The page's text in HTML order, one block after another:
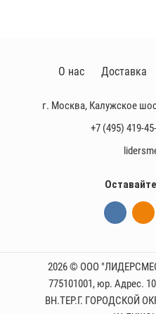
г. Москва, Калужское
+7 (495) 419-
О нас Доставка
2026 © ООО
775101001, юр. Адрес.
ВН.ТЕР.Г. ГОРОДСКОЙ